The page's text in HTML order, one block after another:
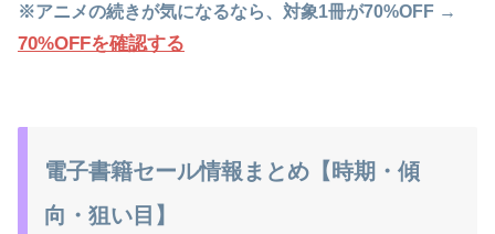
※アニメの続きが気になるなら、対象1冊が70%OFF →
70%OFFを確認する
電子書籍セール情報まとめ【時期・傾
向・狙い目】